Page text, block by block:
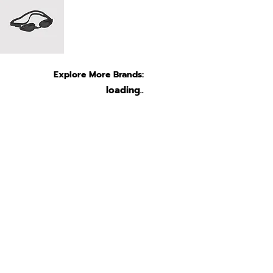
Explore More Brands:
loading..